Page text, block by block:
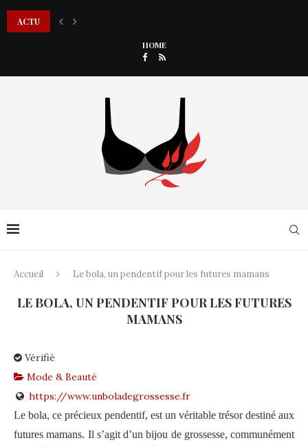
ACTU
COMMENT ADAPTER SON MAQUILLAGE QUAND ON PORTE DES
HOME
Accueil Le bola, un pendentif pour les futures mamans
LE BOLA, UN PENDENTIF POUR LES FUTURES
MAMANS
Vérifié
Mode & Beauté
https://www.unboladegrossesse.fr
Le bola, ce précieux pendentif, est un véritable trésor destiné aux
futures mamans. Il s’agit d’un bijou de grossesse, communément